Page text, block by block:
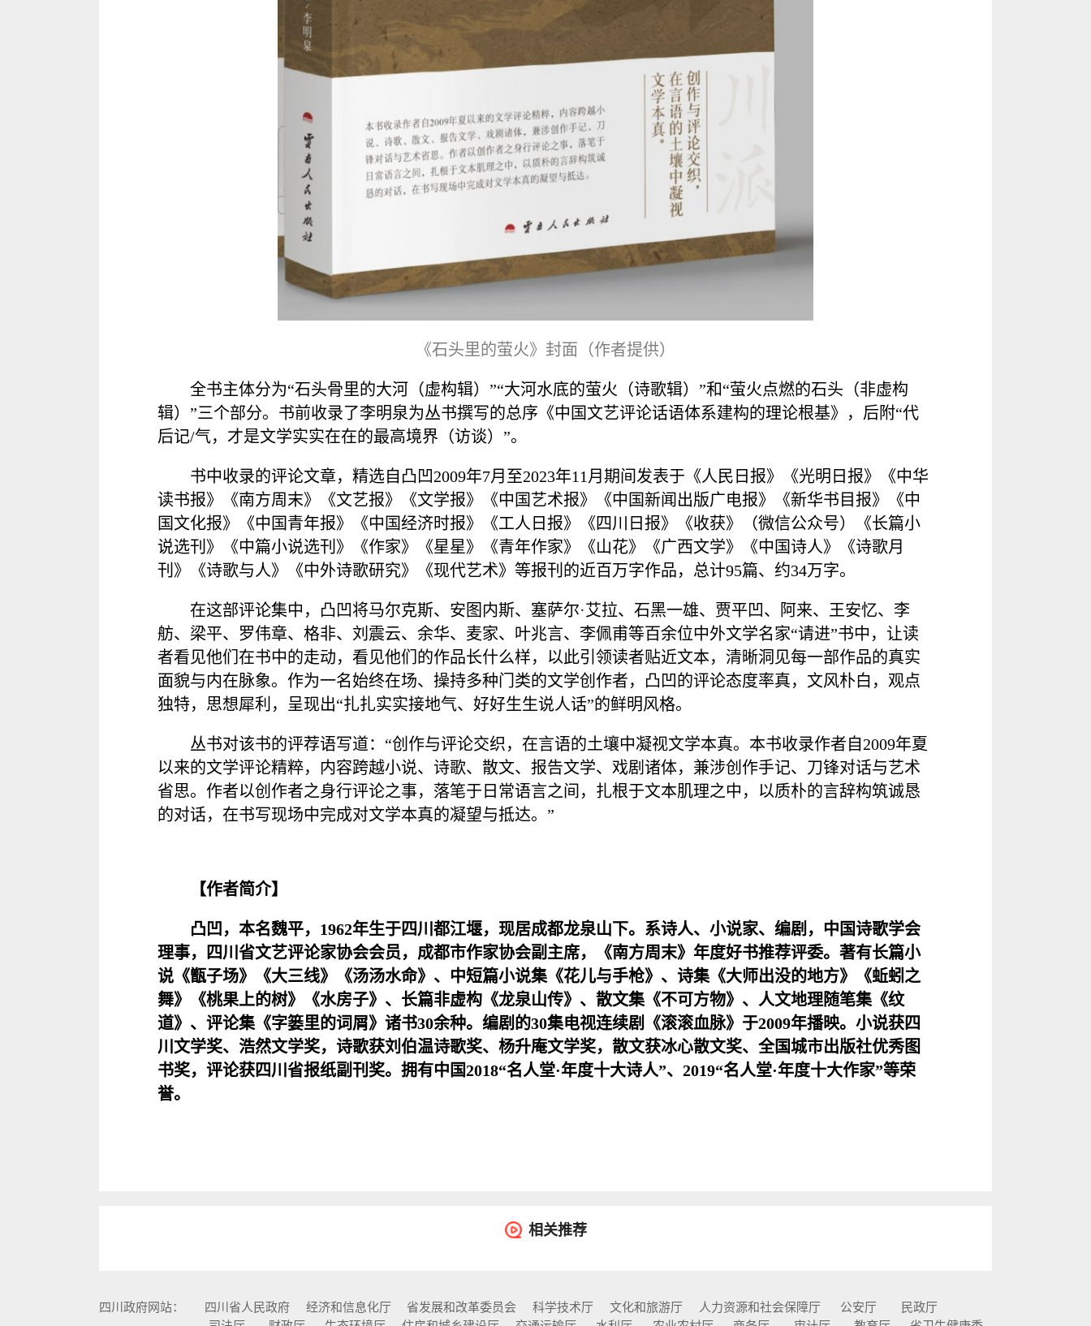
《石头里的萤火》封面（作者提供）
全书主体分为“石头骨里的大河（虚构辑）”“大河水底的萤火（诗歌辑）”和“萤火点燃的石头（非虚构
辑）”三个部分。书前收录了李明泉为丛书撰写的总序《中国文艺评论话语体系建构的理论根基》，后附“代
后记/气，才是文学实实在在的最高境界（访谈）”。
书中收录的评论文章，精选自凸凹2009年7月至2023年11月期间发表于《人民日报》《光明日报》《中华
读书报》《南方周末》《文艺报》《文学报》《中国艺术报》《中国新闻出版广电报》《新华书目报》《中
国文化报》《中国青年报》《中国经济时报》《工人日报》《四川日报》《收获》（微信公众号）《长篇小
说选刊》《中篇小说选刊》《作家》《星星》《青年作家》《山花》《广西文学》《中国诗人》《诗歌月
刊》《诗歌与人》《中外诗歌研究》《现代艺术》等报刊的近百万字作品，总计95篇、约34万字。
在这部评论集中，凸凹将马尔克斯、安图内斯、塞萨尔·艾拉、石黑一雄、贾平凹、阿来、王安忆、李
舫、梁平、罗伟章、格非、刘震云、余华、麦家、叶兆言、李佩甫等百余位中外文学名家“请进”书中，让读
者看见他们在书中的走动，看见他们的作品长什么样，以此引领读者贴近文本，清晰洞见每一部作品的真实
面貌与内在脉象。作为一名始终在场、操持多种门类的文学创作者，凸凹的评论态度率真，文风朴白，观点
独特，思想犀利，呈现出“扎扎实实接地气、好好生生说人话”的鲜明风格。
丛书对该书的评荐语写道：“创作与评论交织，在言语的土壤中凝视文学本真。本书收录作者自2009年夏
以来的文学评论精粹，内容跨越小说、诗歌、散文、报告文学、戏剧诸体，兼涉创作手记、刀锋对话与艺术
省思。作者以创作者之身行评论之事，落笔于日常语言之间，扎根于文本肌理之中，以质朴的言辞构筑诚恳
的对话，在书写现场中完成对文学本真的凝望与抵达。”
【作者简介】
凸凹，本名魏平，1962年生于四川都江堰，现居成都龙泉山下。系诗人、小说家、编剧，中国诗歌学会
理事，四川省文艺评论家协会会员，成都市作家协会副主席，《南方周末》年度好书推荐评委。著有长篇小
说《甑子场》《大三线》《汤汤水命》、中短篇小说集《花儿与手枪》、诗集《大师出没的地方》《蚯蚓之
舞》《桃果上的树》《水房子》、长篇非虚构《龙泉山传》、散文集《不可方物》、人文地理随笔集《纹
道》、评论集《字篓里的词屑》诸书30余种。编剧的30集电视连续剧《滚滚血脉》于2009年播映。小说获四
川文学奖、浩然文学奖，诗歌获刘伯温诗歌奖、杨升庵文学奖，散文获冰心散文奖、全国城市出版社优秀图
书奖，评论获四川省报纸副刊奖。拥有中国2018“名人堂·年度十大诗人”、2019“名人堂·年度十大作家”等荣
誉。
相关推荐
四川政府网站： 四川省人民政府 经济和信息化厅 省发展和改革委员会 科学技术厅 文化和旅游厅 人力资源和社会保障厅 公安厅
民政厅